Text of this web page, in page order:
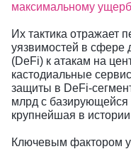
максимальному
Их тактика отражает
уязвимостей в сфере
(DeFi) к атакам на
кастодиальные
защиты в DeFi-
млрд с
крупнейшая в
Ключевым фактором